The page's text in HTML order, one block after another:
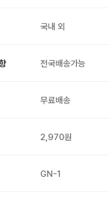
국내 외
전국배송가능
무료배송
2,970원
GN-1